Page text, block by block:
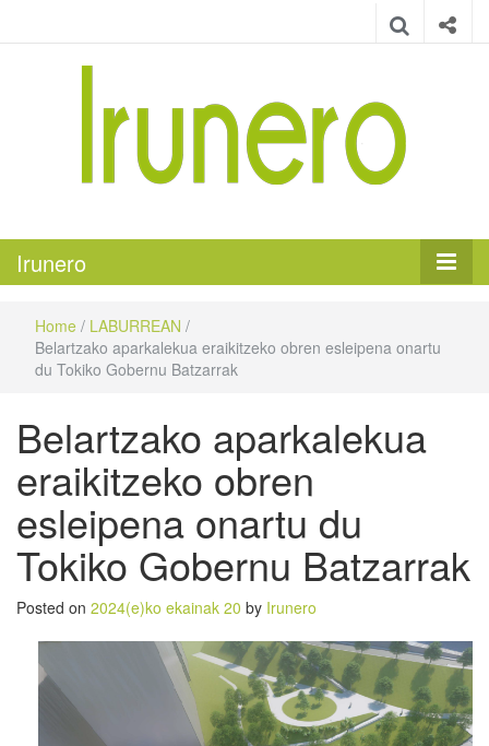
Irunero
Home / LABURREAN /
Belartzako aparkalekua eraikitzeko obren esleipena onartu
du Tokiko Gobernu Batzarrak
Belartzako aparkalekua
eraikitzeko obren
esleipena onartu du
Tokiko Gobernu Batzarrak
Posted on 2024(e)ko ekainak 20 by Irunero